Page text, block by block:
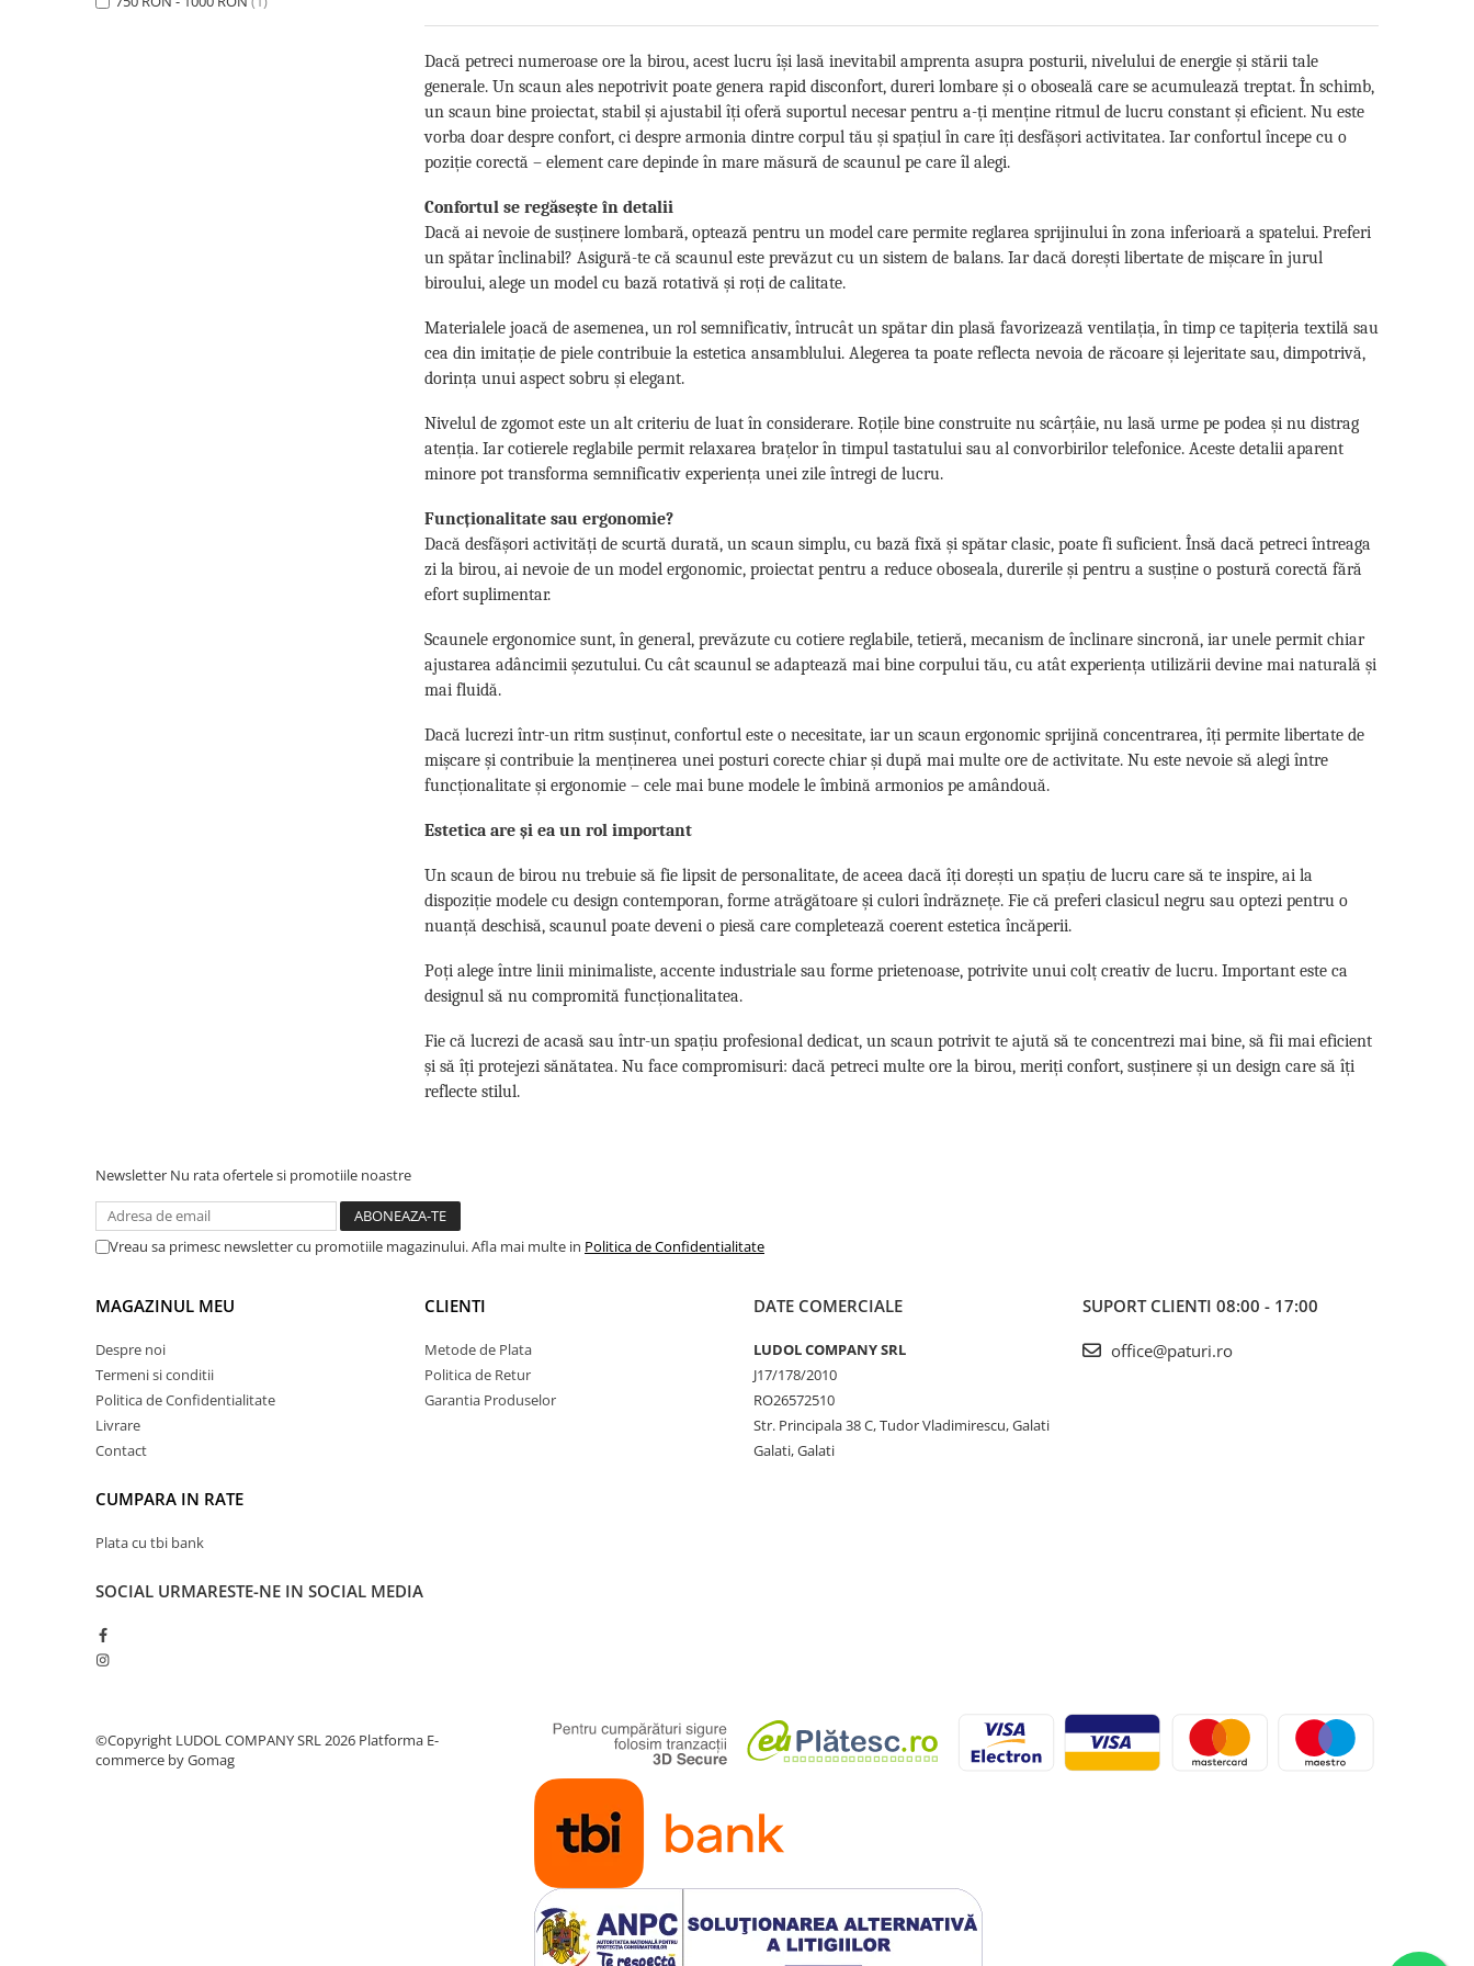
Dacă petreci numeroase ore la birou, acest lucru își lasă inevitabil amprenta asupra posturii, nivelului de energie și stării tale
generale. Un scaun ales nepotrivit poate genera rapid disconfort, dureri lombare și o oboseală care se acumulează treptat. În schimb,
un scaun bine proiectat, stabil și ajustabil îți oferă suportul necesar pentru a-ți menține ritmul de lucru constant și eficient. Nu este
vorba doar despre confort, ci despre armonia dintre corpul tău și spațiul în care îți desfășori activitatea. Iar confortul începe cu o
poziție corectă – element care depinde în mare măsură de scaunul pe care îl alegi.
Confortul se regăsește în detalii
Dacă ai nevoie de susținere lombară, optează pentru un model care permite reglarea sprijinului în zona inferioară a spatelui. Preferi
un spătar înclinabil? Asigură-te că scaunul este prevăzut cu un sistem de balans. Iar dacă dorești libertate de mișcare în jurul
biroului, alege un model cu bază rotativă și roți de calitate.
Materialele joacă de asemenea, un rol semnificativ, întrucât un spătar din plasă favorizează ventilația, în timp ce tapițeria textilă sau
cea din imitație de piele contribuie la estetica ansamblului. Alegerea ta poate reflecta nevoia de răcoare și lejeritate sau, dimpotrivă,
dorința unui aspect sobru și elegant.
Nivelul de zgomot este un alt criteriu de luat în considerare. Roțile bine construite nu scârțâie, nu lasă urme pe podea și nu distrag
atenția. Iar cotierele reglabile permit relaxarea brațelor în timpul tastatului sau al convorbirilor telefonice. Aceste detalii aparent
minore pot transforma semnificativ experiența unei zile întregi de lucru.
Funcționalitate sau ergonomie?
Dacă desfășori activități de scurtă durată, un scaun simplu, cu bază fixă și spătar clasic, poate fi suficient. Însă dacă petreci întreaga
zi la birou, ai nevoie de un model ergonomic, proiectat pentru a reduce oboseala, durerile și pentru a susține o postură corectă fără
efort suplimentar.
Scaunele ergonomice sunt, în general, prevăzute cu cotiere reglabile, tetieră, mecanism de înclinare sincronă, iar unele permit chiar
ajustarea adâncimii șezutului. Cu cât scaunul se adaptează mai bine corpului tău, cu atât experiența utilizării devine mai naturală și
mai fluidă.
Dacă lucrezi într-un ritm susținut, confortul este o necesitate, iar un scaun ergonomic sprijină concentrarea, îți permite libertate de
mișcare și contribuie la menținerea unei posturi corecte chiar și după mai multe ore de activitate. Nu este nevoie să alegi între
funcționalitate și ergonomie – cele mai bune modele le îmbină armonios pe amândouă.
Estetica are și ea un rol important
Un scaun de birou nu trebuie să fie lipsit de personalitate, de aceea dacă îți dorești un spațiu de lucru care să te inspire, ai la
dispoziție modele cu design contemporan, forme atrăgătoare și culori îndrăznețe. Fie că preferi clasicul negru sau optezi pentru o
nuanță deschisă, scaunul poate deveni o piesă care completează coerent estetica încăperii.
Poți alege între linii minimaliste, accente industriale sau forme prietenoase, potrivite unui colț creativ de lucru. Important este ca
designul să nu compromită funcționalitatea.
Fie că lucrezi de acasă sau într-un spațiu profesional dedicat, un scaun potrivit te ajută să te concentrezi mai bine, să fii mai eficient
și să îți protejezi sănătatea. Nu face compromisuri: dacă petreci multe ore la birou, meriți confort, susținere și un design care să îți
reflecte stilul.
Newsletter Nu rata ofertele si promotiile noastre
Vreau sa primesc newsletter cu promotiile magazinului. Afla mai multe in Politica de Confidentialitate
MAGAZINUL MEU
Despre noi
Termeni si conditii
Politica de Confidentialitate
Livrare
Contact
CUMPARA IN RATE
Plata cu tbi bank
CLIENTI
Metode de Plata
Politica de Retur
Garantia Produselor
DATE COMERCIALE
LUDOL COMPANY SRL
J17/178/2010
RO26572510
Str. Principala 38 C, Tudor Vladimirescu, Galati
Galati, Galati
SUPORT CLIENTI 08:00 - 17:00
office@paturi.ro
SOCIAL URMARESTE-NE IN SOCIAL MEDIA
©Copyright LUDOL COMPANY SRL 2026 Platforma E-
commerce by Gomag